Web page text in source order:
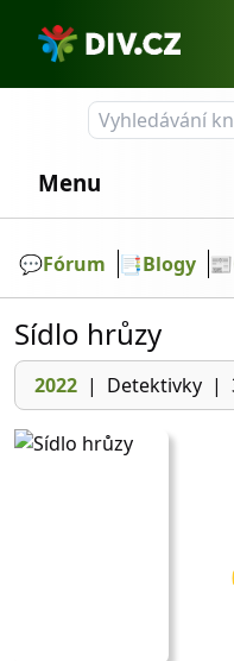
Menu
💬️Fórum 📑Blogy 📰
Sídlo hrůzy
2022 | Detektivky |